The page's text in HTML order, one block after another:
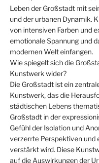
Leben der Großstadt mit
und der urbanen Dynamik.
von intensiven Farben und
emotionale Spannung und
modernen Welt einfangen.
Wie spiegelt sich die
Kunstwerk wider?
Die Großstadt ist ein
Kunstwerk, das die
städtischen Lebens
Großstadt in der
Gefühl der Isolation und
verzerrte Perspektiven und
verstärkt wird. Diese
auf die Auswirkungen der